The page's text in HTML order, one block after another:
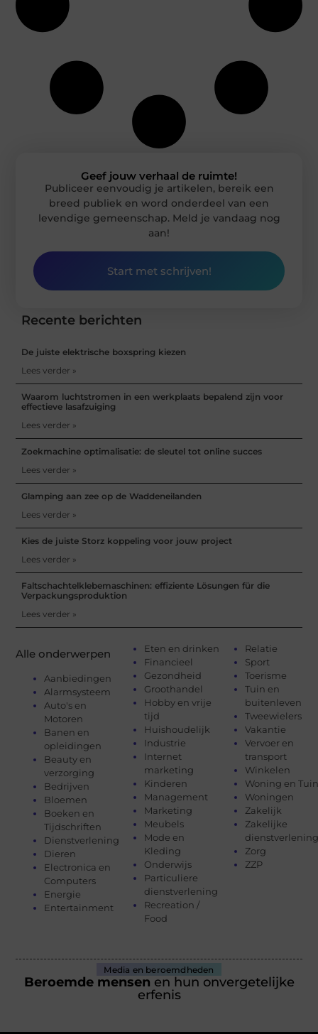
Alle onderwerpen
Aanbiedingen
Alarmsysteem
Auto's en
Motoren
Banen en
opleidingen
Beauty en
verzorging
Bedrijven
Bloemen
Boeken en
Tijdschriften
Dienstverlening
Dieren
Electronica en
Computers
Energie
Entertainment
Eten en drinken
Financieel
Gezondheid
Groothandel
Hobby en vrije
tijd
Huishoudelijk
Industrie
Internet
marketing
Kinderen
Management
Marketing
Meubels
Mode en
Kleding
Onderwijs
Particuliere
dienstverlening
Recreation /
Food
Relatie
Sport
Toerisme
Tuin en
buitenleven
Tweewielers
Vakantie
Vervoer en
transport
Winkelen
Woning en Tuin
Woningen
Zakelijk
Zakelijke
dienstverlening
Zorg
ZZP
Recente berichten
De juiste elektrische boxspring kiezen
Lees verder »
Waarom luchtstromen in een werkplaats bepalend zijn voor
effectieve lasafzuiging
Lees verder »
Zoekmachine optimalisatie: de sleutel tot online succes
Lees verder »
Glamping aan zee op de Waddeneilanden
Lees verder »
Kies de juiste Storz koppeling voor jouw project
Lees verder »
Faltschachtelklebemaschinen: effiziente Lösungen für die
Verpackungsproduktion
Lees verder »
Geef jouw verhaal de ruimte!
Publiceer eenvoudig je artikelen, bereik een
breed publiek en word onderdeel van een
levendige gemeenschap. Meld je vandaag nog
aan!
Start met schrijven!
Media en beroemdheden
Beroemde mensen en hun onvergetelijke
erfenis